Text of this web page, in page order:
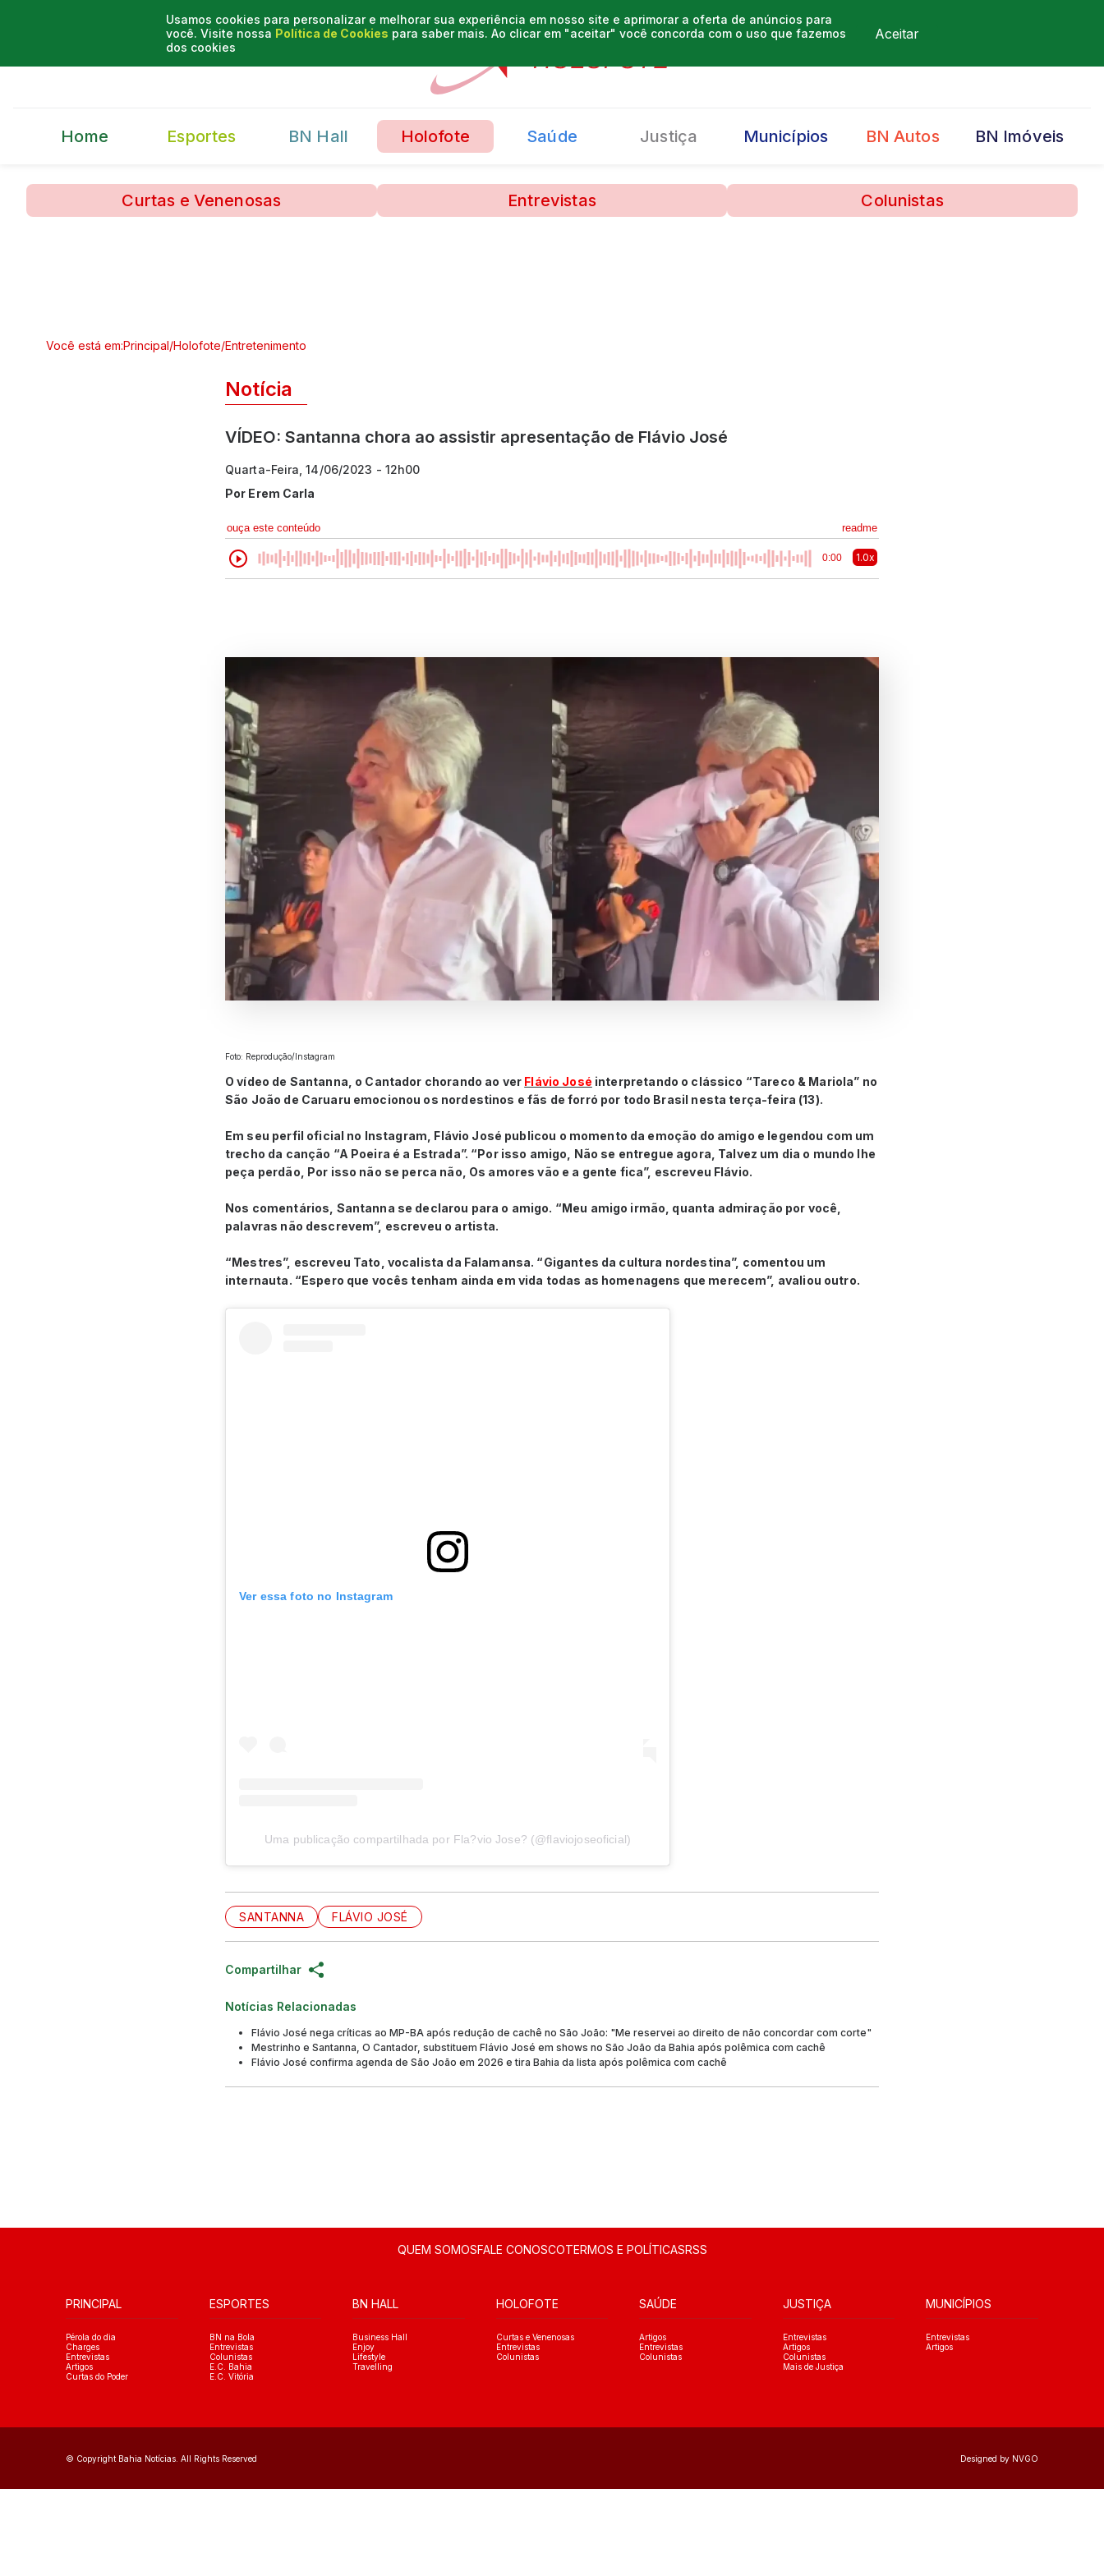
Usamos cookies para personalizar e melhorar sua experiência em nosso site e aprimorar a oferta de anúncios para
você. Visite nossa Política de Cookies para saber mais. Ao clicar em "aceitar" você concorda com o uso que fazemos
dos cookies
Aceitar
Home Esportes BN Hall Holofote Saúde Justiça Municípios BN Autos BN Imóveis
Curtas e Venenosas Entrevistas Colunistas
Você está em:Principal/Holofote/Entretenimento
Notícia
VÍDEO: Santanna chora ao assistir apresentação de Flávio José
Quarta-Feira, 14/06/2023 - 12h00
Por Erem Carla
ouça este conteúdo readme
0:00 1.0x
Foto: Reprodução/Instagram
O vídeo de Santanna, o Cantador chorando ao ver Flávio José interpretando o clássico “Tareco & Mariola” no
São João de Caruaru emocionou os nordestinos e fãs de forró por todo Brasil nesta terça-feira (13).
Em seu perfil oficial no Instagram, Flávio José publicou o momento da emoção do amigo e legendou com um
trecho da canção “A Poeira é a Estrada”. “Por isso amigo, Não se entregue agora, Talvez um dia o mundo lhe
peça perdão, Por isso não se perca não, Os amores vão e a gente fica”, escreveu Flávio.
Nos comentários, Santanna se declarou para o amigo. “Meu amigo irmão, quanta admiração por você,
palavras não descrevem”, escreveu o artista.
“Mestres”, escreveu Tato, vocalista da Falamansa. “Gigantes da cultura nordestina”, comentou um
internauta. “Espero que vocês tenham ainda em vida todas as homenagens que merecem”, avaliou outro.
Ver essa foto no Instagram
Uma publicação compartilhada por Fla?vio Jose? (@flaviojoseoficial)
SANTANNA FLÁVIO JOSÉ
Compartilhar
Notícias Relacionadas
Flávio José nega críticas ao MP-BA após redução de cachê no São João: "Me reservei ao direito de não concordar com corte"
Mestrinho e Santanna, O Cantador, substituem Flávio José em shows no São João da Bahia após polêmica com cachê
Flávio José confirma agenda de São João em 2026 e tira Bahia da lista após polêmica com cachê
QUEM SOMOSFALE CONOSCOTERMOS E POLÍTICASRSS
PRINCIPAL
Pérola do dia
Charges
Entrevistas
Artigos
Curtas do Poder
ESPORTES
BN na Bola
Entrevistas
Colunistas
E.C. Bahia
E.C. Vitória
BN HALL
Business Hall
Enjoy
Lifestyle
Travelling
HOLOFOTE
Curtas e Venenosas
Entrevistas
Colunistas
SAÚDE
Artigos
Entrevistas
Colunistas
JUSTIÇA
Entrevistas
Artigos
Colunistas
Mais de Justiça
MUNICÍPIOS
Entrevistas
Artigos
© Copyright Bahia Notícias. All Rights Reserved Designed by NVGO